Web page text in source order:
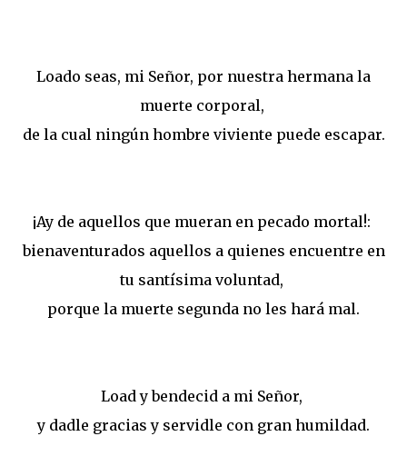
Loado seas, mi Señor, por nuestra hermana la
muerte corporal,
de la cual ningún hombre viviente puede escapar.
¡Ay de aquellos que mueran en pecado mortal!:
bienaventurados aquellos a quienes encuentre en
tu santísima voluntad,
porque la muerte segunda no les hará mal.
Load y bendecid a mi Señor,
y dadle gracias y servidle con gran humildad.